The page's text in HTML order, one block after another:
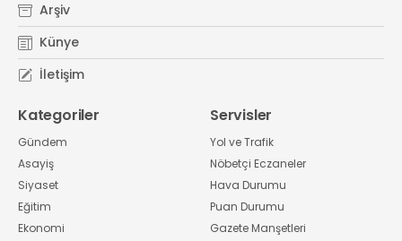
Arşiv
Künye
İletişim
Kategoriler
Gündem
Asayiş
Siyaset
Eğitim
Ekonomi
Servisler
Yol ve Trafik
Nöbetçi Eczaneler
Hava Durumu
Puan Durumu
Gazete Manşetleri